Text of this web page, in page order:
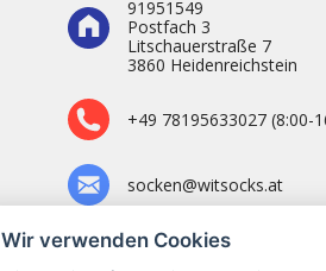
91951549
Postfach 3
Litschauerstraße 7
3860 Heidenre­ichstein
+49 78195633027 (8:00-
socken@witsocks.at
Wir verwenden Cookies